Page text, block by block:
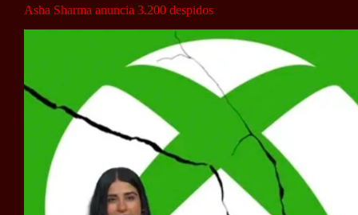
Asha Sharma anuncia 3.200 despidos